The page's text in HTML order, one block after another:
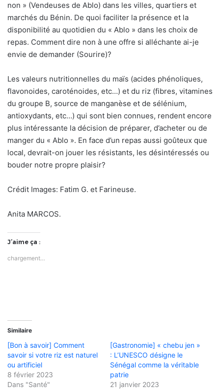
non » (Vendeuses de Ablo) dans les villes, quartiers et
marchés du Bénin. De quoi faciliter la présence et la
disponibilité au quotidien du « Ablo » dans les choix de
repas. Comment dire non à une offre si alléchante ai-je
envie de demander (Sourire)?
Les valeurs nutritionnelles du maïs (acides phénoliques,
flavonoides, caroténoides, etc…) et du riz (fibres, vitamines
du groupe B, source de manganèse et de sélénium,
antioxydants, etc…) qui sont bien connues, rendent encore
plus intéressante la décision de préparer, d’acheter ou de
manger du « Ablo ». En face d’un repas aussi goûteux que
local, devrait-on jouer les résistants, les désintéressés ou
bouder notre propre plaisir?
Crédit Images: Fatim G. et Farineuse.
Anita MARCOS.
J’aime ça :
chargement…
Similaire
[Bon à savoir] Comment
savoir si votre riz est naturel
ou artificiel
8 février 2023
Dans "Santé"
[Gastronomie] « chebu jen »
: L’UNESCO désigne le
Sénégal comme la véritable
patrie
21 janvier 2023